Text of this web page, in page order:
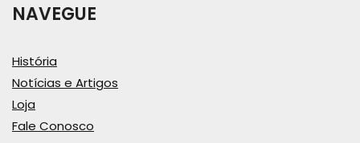
NAVEGUE
História
Notícias e Artigos
Loja
Fale Conosco